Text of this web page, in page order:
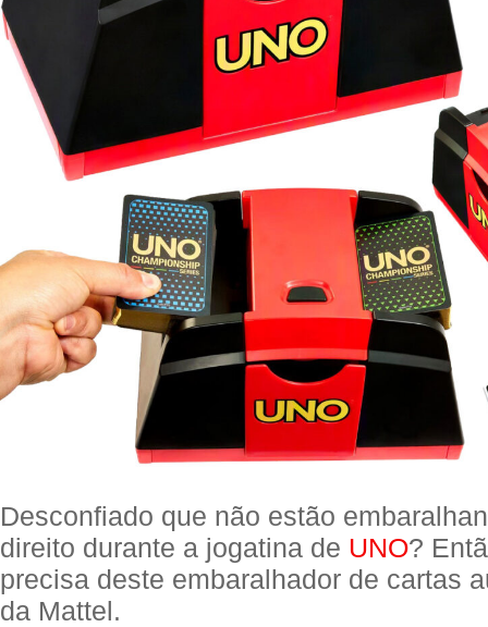
Desconfiado que não estão
direito durante a jogatina de UNO?
precisa deste embaralhador de cartas
da Mattel.